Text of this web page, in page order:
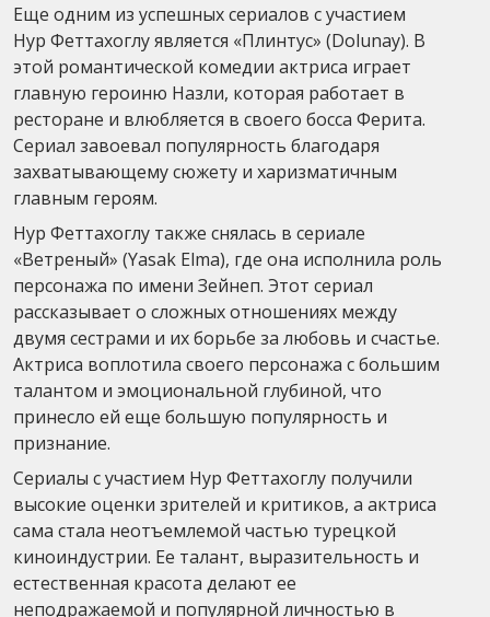
Еще одним из успешных сериалов с участием
Нур Феттахоглу является «Плинтус» (Dolunay). В
этой романтической комедии актриса играет
главную героиню Назли, которая работает в
ресторане и влюбляется в своего босса Ферита.
Сериал завоевал популярность благодаря
захватывающему сюжету и харизматичным
главным героям.
Нур Феттахоглу также снялась в сериале
«Ветреный» (Yasak Elma), где она исполнила роль
персонажа по имени Зейнеп. Этот сериал
рассказывает о сложных отношениях между
двумя сестрами и их борьбе за любовь и счастье.
Актриса воплотила своего персонажа с большим
талантом и эмоциональной глубиной, что
принесло ей еще большую популярность и
признание.
Сериалы с участием Нур Феттахоглу получили
высокие оценки зрителей и критиков, а актриса
сама стала неотъемлемой частью турецкой
киноиндустрии. Ее талант, выразительность и
естественная красота делают ее
неподражаемой и популярной личностью в